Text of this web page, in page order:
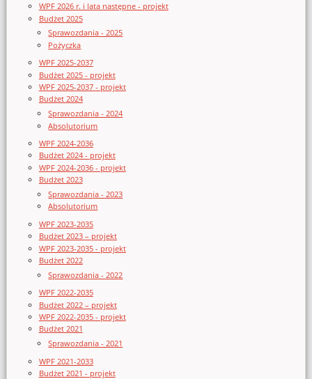
WPF 2026 r. i lata następne - projekt
Budżet 2025
Sprawozdania - 2025
Pożyczka
WPF 2025-2037
Budżet 2025 - projekt
WPF 2025-2037 - projekt
Budżet 2024
Sprawozdania - 2024
Absolutorium
WPF 2024-2036
Budżet 2024 - projekt
WPF 2024-2036 - projekt
Budżet 2023
Sprawozdania - 2023
Absolutorium
WPF 2023-2035
Budżet 2023 – projekt
WPF 2023-2035 - projekt
Budżet 2022
Sprawozdania - 2022
WPF 2022-2035
Budżet 2022 – projekt
WPF 2022-2035 - projekt
Budżet 2021
Sprawozdania - 2021
WPF 2021-2033
Budżet 2021 - projekt